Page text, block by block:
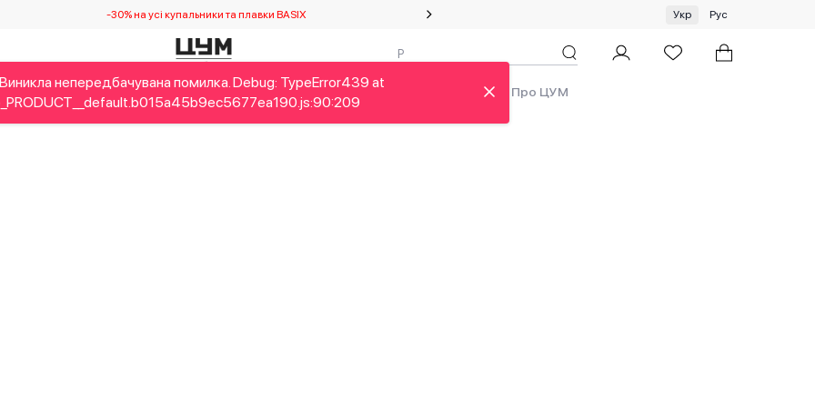
-30% на усі купальники та плавки BASIX Спеціальна пропозиція на одяг та хустки ЦУМ by GUNIA
Укр Рус
Дітям Home&Gifts Українські дизайнери Краса Бренди Аутлет Про ЦУМ
непередбачувана помилка. Debug: TypeError439 at